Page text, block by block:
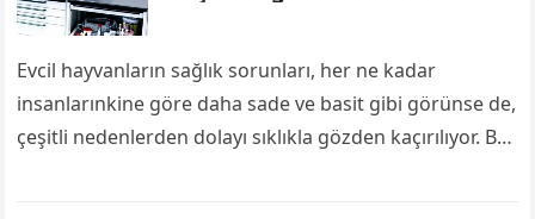
Evcil hayvanların sağlık sorunları, her ne kadar
insanlarınkine göre daha sade ve basit gibi görünse de,
çeşitli nedenlerden dolayı sıklıkla gözden kaçırılıyor. Bu